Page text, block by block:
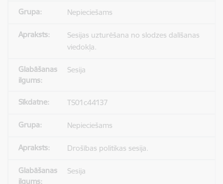
Nepieciešams
Sesijas uzturēšana no slodzes dalīšanas
viedokļa.
Sesija
TS01c44137
Nepieciešams
Drošības politikas sesija.
Sesija